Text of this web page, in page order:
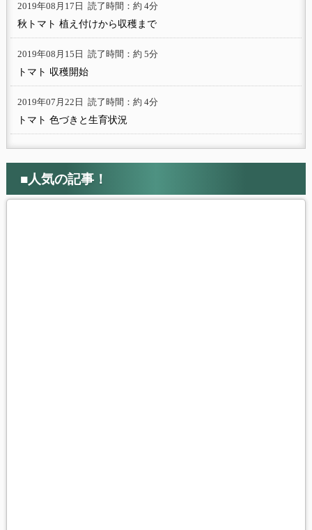
2019年08月17日 読了時間：約 4分
秋トマト 植え付けから収穫まで
2019年08月15日 読了時間：約 5分
トマト 収穫開始
2019年07月22日 読了時間：約 4分
トマト 色づきと生育状況
■人気の記事！